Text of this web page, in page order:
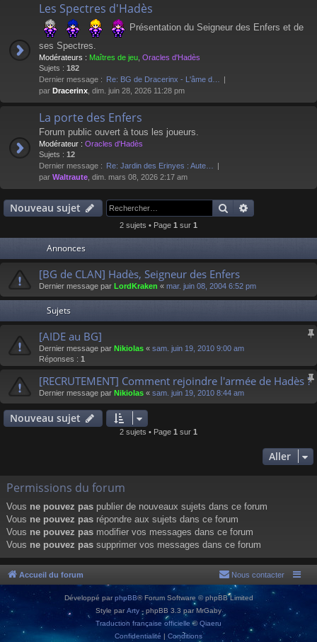
Les Spectres d'Hadès
Présentation du Seigneur des Enfers et de
ses Spectres.
Modérateurs : Maîtres de jeu Oracles d'Hadès
Sujets : 182
Dernier message : Re: BG de Dracerinx - L'âme d…
par Dracerinx , dim. juin 28, 2026 11:28 pm
La porte des Enfers
Forum public ouvert à tous les joueurs.
Modérateur : Oracles d'Hadès
Sujets : 12
Dernier message : Re: Jardin des Erinyes : Aute…
par Waltraute , dim. mars 08, 2026 2:17 am
Nouveau sujet Rechercher
2 sujets • Page 1 sur 1
Annonces
[BG de CLAN] Hadès, Seigneur des Enfers
Dernier message par LordKraken « mar. juin 08, 2004 6:52 pm
Sujets
[AIDE au BG]
Dernier message par Nikiolas « sam. juin 19, 2010 9:00 am
Réponses : 1
[RECRUTEMENT] Comment rejoindre l'armée de Hadès ?
Dernier message par Nikiolas « sam. juin 19, 2010 8:44 am
Nouveau sujet
2 sujets • Page 1 sur 1
Aller
Permissions du forum
Vous ne pouvez pas publier de nouveaux sujets dans ce forum
Vous ne pouvez pas répondre aux sujets dans ce forum
Vous ne pouvez pas modifier vos messages dans ce forum
Vous ne pouvez pas supprimer vos messages dans ce forum
Accueil du forum Nous contacter
Développé par phpBB® Forum Software © phpBB Limited
Style par Arty - phpBB 3.3 par MrGaby
Traduction française officielle ©Qiaeru
Confidentialité | Conditions